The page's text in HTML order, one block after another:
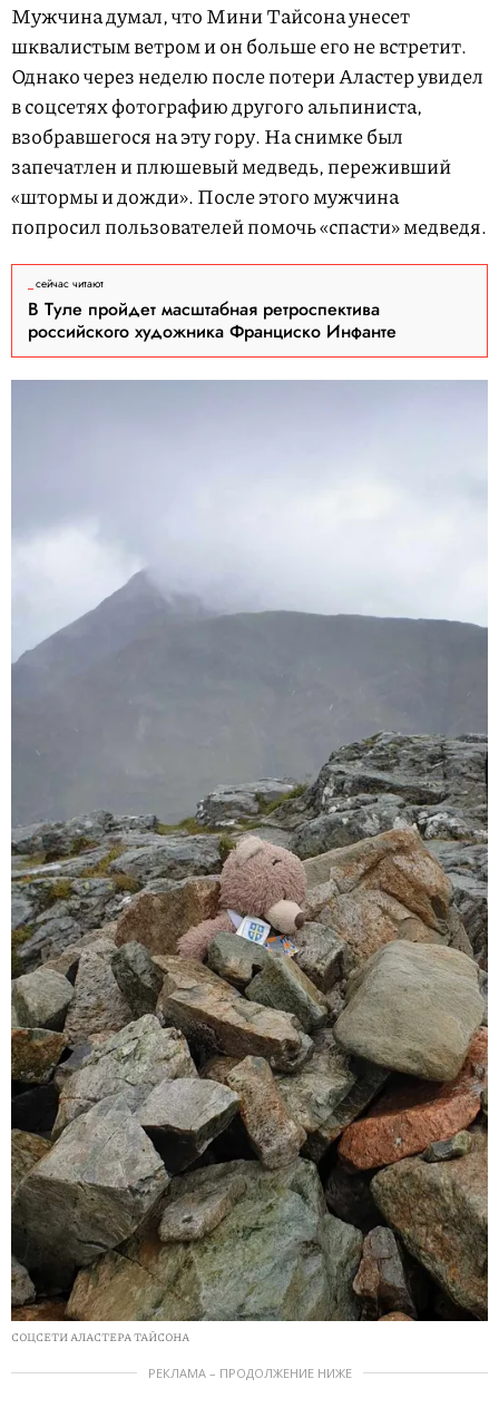
Мужчина думал, что Мини Тайсона унесет
шквалистым ветром и он больше его не встретит.
Однако через неделю после потери Аластер увидел
в соцсетях фотографию другого альпиниста,
взобравшегося на эту гору. На снимке был
запечатлен и плюшевый медведь, переживший
«штормы и дожди». После этого мужчина
попросил пользователей помочь «спасти» медведя.
сейчас читают
В Туле пройдет масштабная ретроспектива
российского художника Франциско Инфанте
СОЦСЕТИ АЛАСТЕРА ТАЙСОНА
РЕКЛАМА – ПРОДОЛЖЕНИЕ НИЖЕ